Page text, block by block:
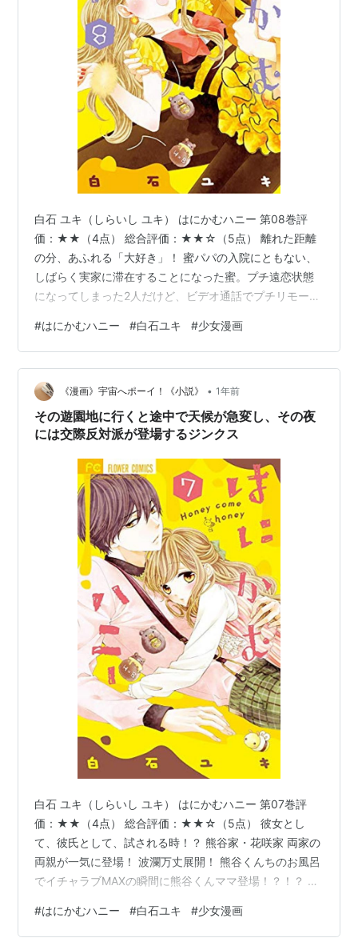
白石 ユキ（しらいし ユキ） はにかむハニー 第08巻評
価：★★（4点） 総合評価：★★☆（5点） 離れた距離
の分、あふれる「大好き」！ 蜜パパの入院にともない、
しばらく実家に滞在することになった蜜。プチ遠恋状態
になってしまった2人だけど、ビデオ通話でプチリモート
た蜜だったけど、離れていても熊谷くんはしっかり気付
いて「どんな時でも俺がいるって忘れないで」と言って
くれて…。そんな時、蜜の地元の友達が熊谷くんに宣戦
布告！ 思わず熊谷くんは新幹線に飛び乗って―！？ プチ
遠恋からサプライズバレンタインまで▽ 読みごたえたっ
ぷり第8巻！ 簡潔完結感想文…
#はにかむハニー #白石ユキ #少女漫画
《漫画》宇宙へポーイ！《小説》 • 1年前
その遊園地に行くと途中で天候が急変し、その夜
には交際反対派が登場するジンクス
白石 ユキ（しらいし ユキ） はにかむハニー 第07巻評
価：★★（4点） 総合評価：★★☆（5点） 彼女とし
て、彼氏として、試される時！？ 熊谷家・花咲家 両家の
両親が一気に登場！ 波瀾万丈展開！ 熊谷くんちのお風呂
でイチャラブMAXの瞬間に熊谷くんママ登場！？！？ 熊
ャこらしているなんてぜったい嫌われちゃったよ…
（T_T）と落ち込む蜜だけど…？ さらにクリスマスプレゼ
#はにかむハニー #白石ユキ #少女漫画